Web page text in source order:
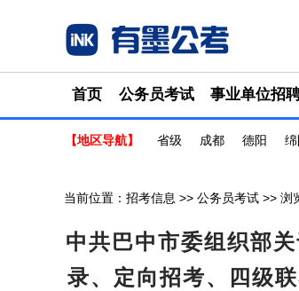
首页 公务员考试 事业单位招
【地区导航】 省级 成都 德阳 绵
当前位置： 招考信息 >> 公务员考试 >> 浏
中共巴中市委组织部
录、定向招考、四级